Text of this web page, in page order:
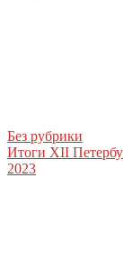
Без рубрики
Итоги XII
2023